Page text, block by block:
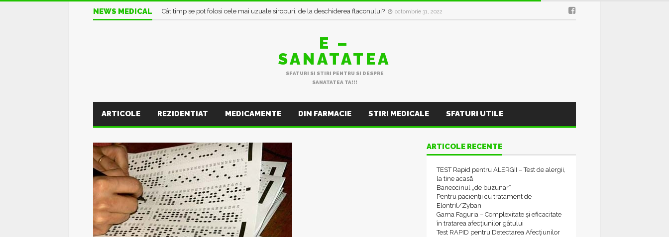
NEWS MEDICAL Cât timp se pot folosi cele mai uzuale siropuri, de la deschiderea flaconului? octombrie 31, 2022
E –
SANATATEA
SFATURI SI STIRI PENTRU SI DESPRE
SANATATEA TA!!!
ARTICOLE REZIDENTIAT MEDICAMENTE DIN FARMACIE STIRI MEDICALE SFATURI UTILE
ARTICOLE RECENTE
TEST Rapid pentru ALERGII – Test de alergii,
la tine acasǎ
Baneocinul „de buzunar”
Pentru pacienții cu tratament de
Elontril/Zyban
Gama Faguria – Complexitate și eficacitate
în tratarea afecțiunilor gâtului
Test RAPID pentru Detectarea Afecțiunilor